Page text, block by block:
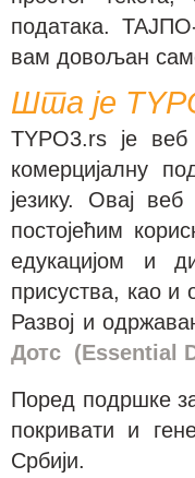
података.
вам довољан само
Шта је
TYPO3.rs је
комерцијалну
језику. Овај
постојећим
едукацијом и
присуства, као и
Развој и
Дотс (Essential
Поред подршке
покривати и
Србији.